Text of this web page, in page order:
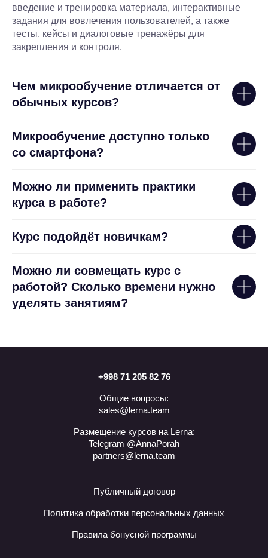
введение и тренировка материала, интерактивные
задания для вовлечения пользователей, а также
тесты, кейсы и диалоговые тренажёры для
закрепления и контроля.
Чем микрообучение отличается от
обычных курсов?
Микрообучение доступно только
со смартфона?
Можно ли применить практики
курса в работе?
Курс подойдёт новичкам?
Можно ли совмещать курс с
работой? Сколько времени нужно
уделять занятиям?
+998 71 205 82 76
Общие вопросы:
sales@lerna.team
Размещение курсов на Lerna:
Telegram @AnnaPorah
partners@lerna.team
Публичный договор
Политика обработки персональных данных
Правила бонусной программы